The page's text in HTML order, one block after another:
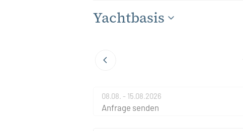
Yachtbasis
08.08. - 15.08.2026
Anfrage senden